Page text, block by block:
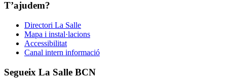
T’ajudem?
Directori La Salle
Mapa i instal·lacions
Accessibilitat
Canal intern informació
Segueix La Salle BCN